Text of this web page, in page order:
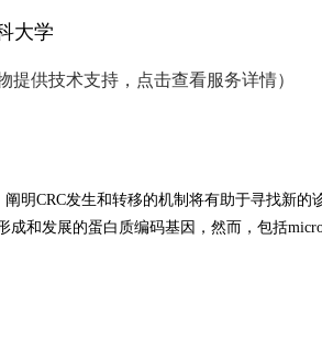
大学
提供技术支持，点击查看服务详情）
明CRC发生和转移的机制将有助于寻找新的
和发展的蛋白质编码基因，然而，包括